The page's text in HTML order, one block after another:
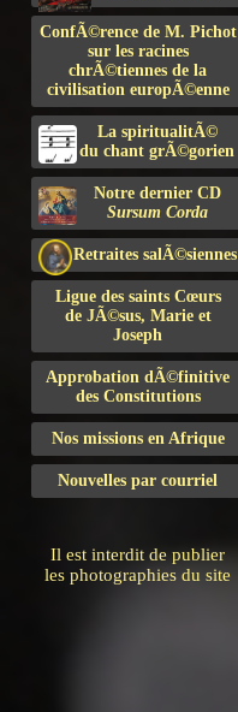
ConfÃ©rence de M. Pichot
sur les racines
chrÃ©tiennes de la
civilisation europÃ©enne
La spiritualitÃ©
du chant grÃ©gorien
Notre dernier CD
Sursum Corda
Retraites salÃ©siennes
Ligue des saints Cœurs
de JÃ©sus, Marie et
Joseph
Approbation dÃ©finitive
des Constitutions
Nos missions en Afrique
Nouvelles par courriel
Il est interdit de publier
les photographies du site